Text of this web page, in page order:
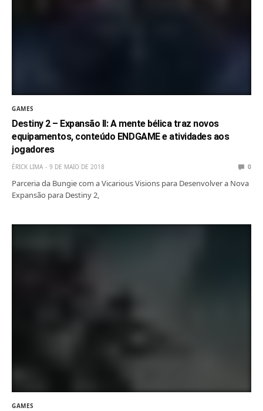
GAMES
Destiny 2 – Expansão II: A mente bélica traz novos
equipamentos, conteúdo ENDGAME e atividades aos
jogadores
ÉRICK LIMA 9 DE MAIO DE 2018 0
Parceria da Bungie com a Vicarious Visions para Desenvolver a Nova
Expansão para Destiny 2,
GAMES